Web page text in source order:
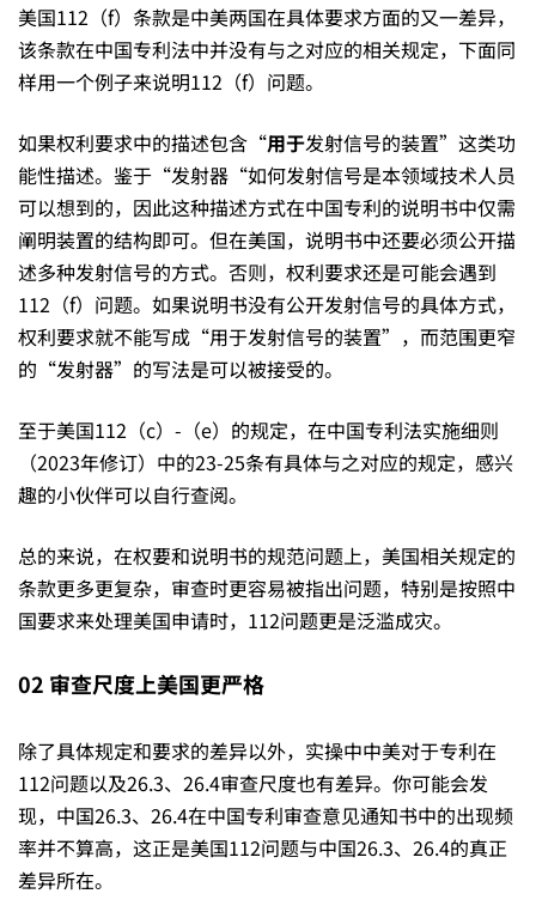
因
素
美国112（f）条款是中美两国在具体要求方面的又一差异，
该条款在中国专利法中并没有与之对应的相关规定，下面同
样用一个例子来说明112（f）问题。
如果权利要求中的描述包含“用于发射信号的装置”这类功
能性描述。鉴于“发射器“如何发射信号是本领域技术人员
可以想到的，因此这种描述方式在中国专利的说明书中仅需
阐明装置的结构即可。但在美国，说明书中还要必须公开描
述多种发射信号的方式。否则，权利要求还是可能会遇到
112（f）问题。如果说明书没有公开发射信号的具体方式，
权利要求就不能写成“用于发射信号的装置”，而范围更窄
的“发射器”的写法是可以被接受的。
至于美国112（c）-（e）的规定，在中国专利法实施细则
（2023年修订）中的23-25条有具体与之对应的规定，感兴
趣的小伙伴可以自行查阅。
总的来说，在权要和说明书的规范问题上，美国相关规定的
条款更多更复杂，审查时更容易被指出问题，特别是按照中
国要求来处理美国申请时，112问题更是泛滥成灾。
02 审查尺度上美国更严格
除了具体规定和要求的差异以外，实操中中美对于专利在
112问题以及26.3、26.4审查尺度也有差异。你可能会发
现，中国26.3、26.4在中国专利审查意见通知书中的出现频
率并不算高，这正是美国112问题与中国26.3、26.4的真正
差异所在。